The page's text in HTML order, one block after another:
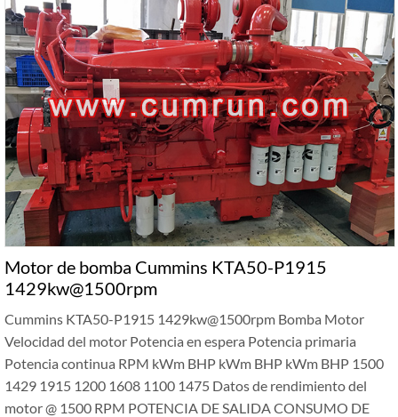
Motor de bomba Cummins KTA50-P1915
1429kw@1500rpm
Cummins KTA50-P1915 1429kw@1500rpm Bomba Motor
Velocidad del motor Potencia en espera Potencia primaria
Potencia continua RPM kWm BHP kWm BHP kWm BHP 1500
1429 1915 1200 1608 1100 1475 Datos de rendimiento del
motor @ 1500 RPM POTENCIA DE SALIDA CONSUMO DE